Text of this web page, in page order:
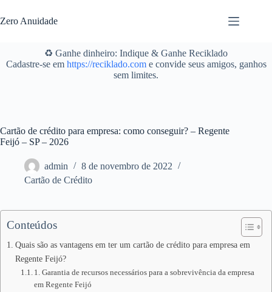
para
o
Zero Anuidade
♻️ Ganhe dinheiro: Indique & Ganhe Reciklado
Cadastre-se em https://reciklado.come convide seus amigos, ganhos
sem limites.
Cartão de crédito para empresa: como conseguir? – Regente
Feijó – SP – 2026
admin
8 de novembro de 2022
Cartão de Crédito
Conteúdos
Quais são as vantagens em ter um cartão de crédito para empresa em
Regente Feijó?
1. Garantia de recursos necessários para a sobrevivência da empresa
em Regente Feijó